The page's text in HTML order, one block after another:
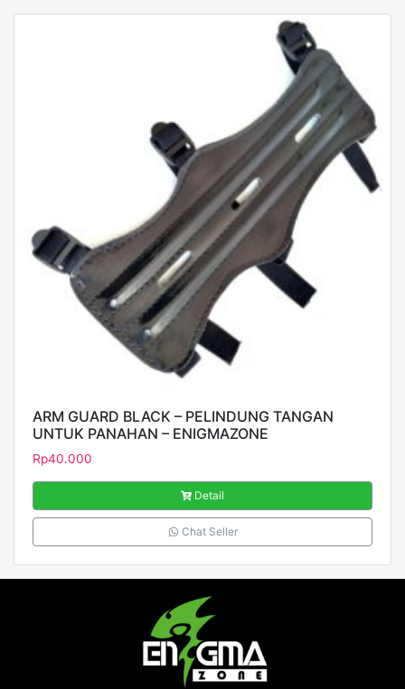
ARM GUARD BLACK – PELINDUNG TANGAN
UNTUK PANAHAN – ENIGMAZONE
Rp40.000
Detail
Chat Seller